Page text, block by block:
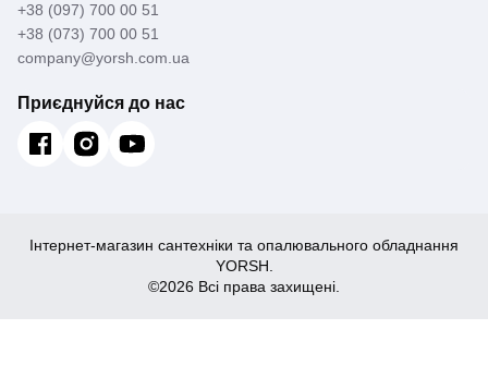
+38 (097) 700 00 51
+38 (073) 700 00 51
company@yorsh.com.ua
Приєднуйся до нас
Інтернет-магазин сантехніки та опалювального обладнання
YORSH.
©2026 Всі права захищені.